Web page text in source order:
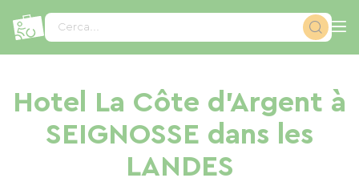
Cerca...
Hotel La Côte d'Argent à
SEIGNOSSE dans les
LANDES
Pannello di gestione dei cookies